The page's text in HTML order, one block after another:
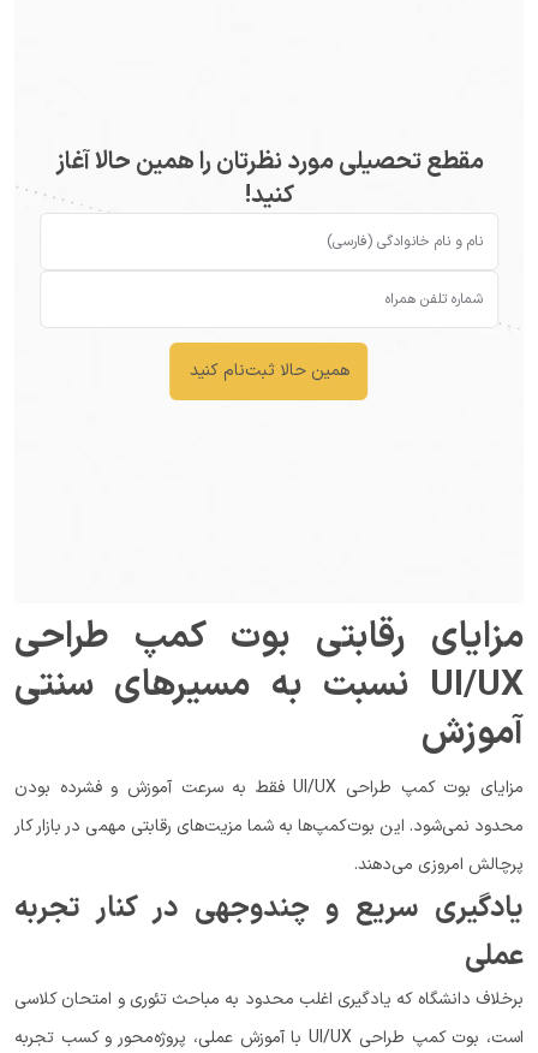
مقطع تحصیلی مورد نظرتان را همین حالا آغاز
کنید!
همین حالا ثبت‌نام کنید
مزایای رقابتی بوت کمپ طراحی
UI/UX نسبت به مسیرهای سنتی
آموزش
مزایای بوت کمپ طراحی UI/UX فقط به سرعت آموزش و فشرده بودن
محدود نمی‌شود. این بوت‌کمپ‌ها به شما مزیت‌های رقابتی مهمی در بازار کار
پرچالش امروزی می‌دهند.
یادگیری سریع و چندوجهی در کنار تجربه
عملی
برخلاف دانشگاه که یادگیری اغلب محدود به مباحث تئوری و امتحان کلاسی
است، بوت کمپ طراحی UI/UX با آموزش عملی، پروژه‌محور و کسب تجربه